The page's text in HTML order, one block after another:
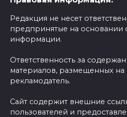
Редакция не несет
предпринятые на основании
информации.
Ответственность за
материалов, размещенных на
рекламодатель.
Сайт содержит внешние
пользователей и